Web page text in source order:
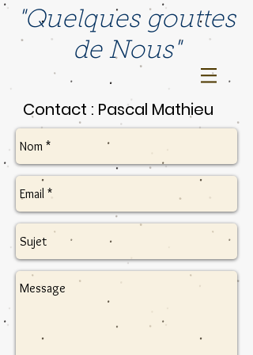
"Quelques gouttes
de Nous"
Contact : Pascal Mathieu